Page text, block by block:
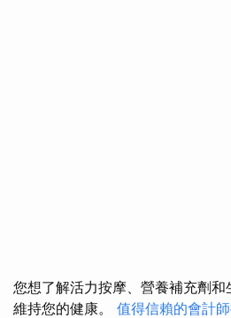
您想了解活力按摩、營養補充劑
維持您的健康。 值得信賴的會計